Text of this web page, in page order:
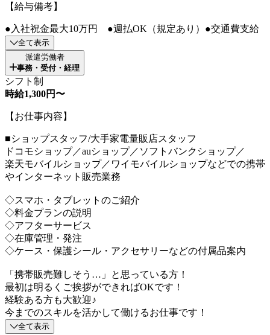
【給与備考】
●入社祝金最大10万円 ●週払OK（規定あり）●交通費支給
全て表示
派遣労働者
事務・受付・経理
シフト制
時給1,300円〜
【お仕事内容】
■ショップスタッフ/大手家電量販店スタッフ
ドコモショップ／auショップ／ソフトバンクショップ／
楽天モバイルショップ／ワイモバイルショップなどでの携帯
やインターネット販売業務
◇スマホ・タブレットのご紹介
◇料金プランの説明
◇アフターサービス
◇在庫管理・発注
◇ケース・保護シール・アクセサリーなどの付属品案内
「携帯販売難しそう…」と思っている方！
最初は明るくご挨拶ができればOKです！
経験ある方も大歓迎♪
今までのスキルを活かして働けるお仕事です！
全て表示